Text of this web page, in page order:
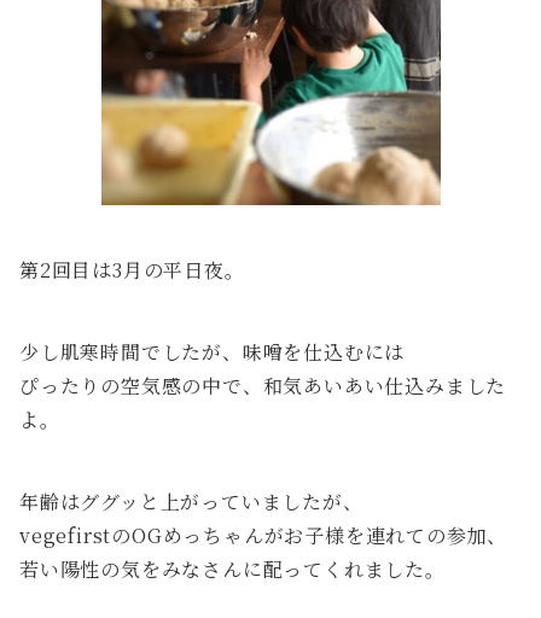
第2回目は3月の平日夜。
少し肌寒時間でしたが、味噌を仕込むには
ぴったりの空気感の中で、和気あいあい仕込みました
よ。
年齢はググッと上がっていましたが、
vegefirstのOGめっちゃんがお子様を連れての参加、
若い陽性の気をみなさんに配ってくれました。